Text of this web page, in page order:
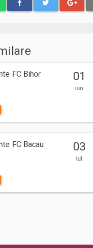
rezervate fanilor celor două
iar cei ce doresc tichete
sunt: 50 RON (peluze)
prin alegerea tipului
maximum 4 bilete,
fi selectate până la 5 locuri.
indiferent de vârstă,
de identitate.
FC Bihor
01
iun
FC Bacau 03
iul